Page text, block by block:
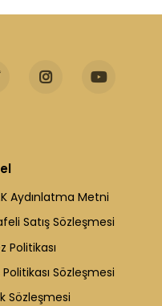
Aydınlatma Metni
Satış Sözleşmesi
Politikası
Politikası Sözleşmesi
Sözleşmesi